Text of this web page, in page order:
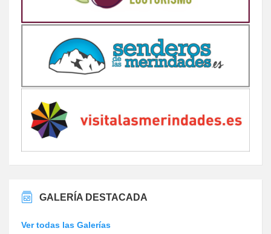
GALERÍA DESTACADA
Ver todas las Galerías